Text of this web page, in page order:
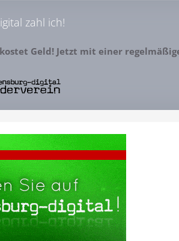
zahl ich!
Geld! Jetzt mit einer